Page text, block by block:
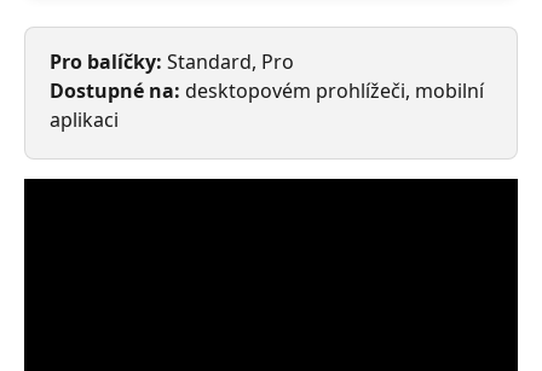
Pro balíčky: Standard, Pro
Dostupné na: desktopovém prohlížeči, mobilní
aplikaci